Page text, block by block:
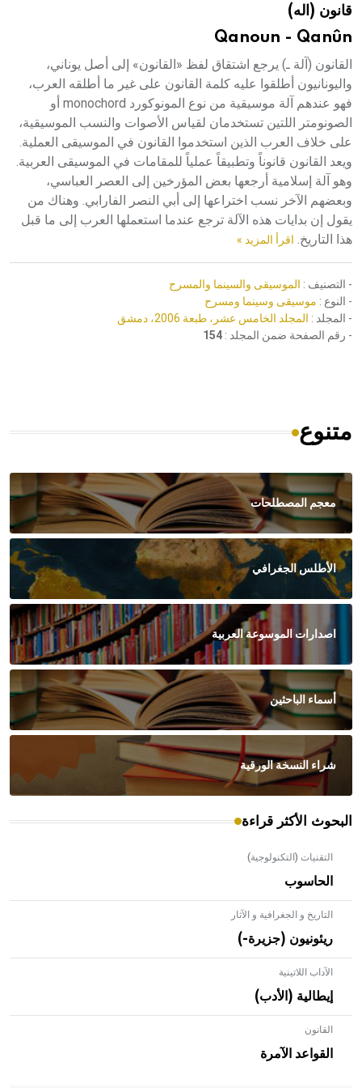
هيئة الموسوعة العربية تطلق موسوعات جديدة في عام 2026قانون (اله)
Qanoun - Qanûn
القانون (آلة ـ) يرجع اشتقاق لفظ «القانون» إلى أصل يوناني،
واليونانيون أطلقوا عليه كلمة القانون على غير ما أطلقه العرب،
فهو عندهم آلة موسيقية من نوع المونوكورد monochord أو
الصونومتر اللتين تستخدمان لقياس الأصوات والنسب الموسيقية،
على خلاف العرب الذين استخدموا القانون في الموسيقى العملية.
ويعد القانون قانوناً وتطبيقاً عملياً للمقامات في الموسيقى العربية.
وهو آلة إسلامية أرجعها بعض المؤرخين إلى العصر العباسي،
وبعضهم الآخر نسب اختراعها إلى أبي النصر الفارابي. وهناك من
يقول إن بدايات هذه الآلة ترجع عندما استعملها العرب إلى ما قبل
هذا التاريخ. اقرأ المزيد »
- التصنيف : الموسيقى والسينما والمسرح
- النوع : موسيقى وسينما ومسرح
- المجلد : المجلد الخامس عشر، طبعة 2006، دمشق
- رقم الصفحة ضمن المجلد : 154
متنوع
معجم المصطلحات
الأطلس الجغرافي
اصدارات الموسوعة العربية
أسماء الباحثين
شراء النسخة الورقية
البحوث الأكثر قراءة
التقنيات (التكنولوجية)
الحاسوب
التاريخ و الجغرافية و الآثار
ريئونيون (جزيرة-)
الآداب اللاتينية
إيطالية (الأدب)
القانون
القواعد الآمرة
- هل تعلم أن الأبلق نوع من الفنون الهندسية التي ارتبطت
بالعمارة الإسلامية في بلاد الشام ومصر خاصة، حيث يحرص
المعمار على بناء مداميكه وخاصة في الواجهات